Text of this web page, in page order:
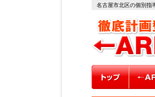
名古屋市北区の個別指